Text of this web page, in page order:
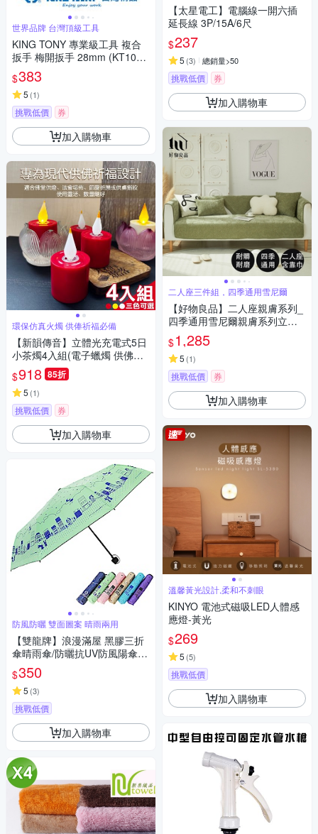
世界品牌 台灣頂級工具
KING TONY 專業級工具 複合
扳手 梅開扳手 28mm (KT1060
-28)
$383
5 (1)
挑戰低價 券
加入購物車
環保仿真火燭 供俸祈福必備
【新韻傳音】立體光充電式5日
小茶燭4入組(電子蠟燭 供佛燈
電子燭燈 USB充電燈 法會祈福
用 LED蠟燭/Y129)
$918 85折
5 (1)
挑戰低價 券
加入購物車
防風防曬 雙面圖案 晴雨兩用
【雙龍牌】浪漫滿屋 黑膠三折
傘晴雨傘/防曬抗UV防風陽傘 B
6153H
$350
5 (3)
挑戰低價
加入購物車
【太星電工】電腦線一開六插
延長線 3P/15A/6尺
$237
5 (3) 總銷量>50
挑戰低價 券
加入購物車
二人座三件組，四季通用雪尼爾
【好物良品】二人座親膚系列_
四季通用雪尼爾親膚系列立體
防滑刺繡沙發墊(坐椅背墊 沙發
布 保護保潔墊 靠背巾)
$1,285
5 (1)
挑戰低價 券
加入購物車
溫馨黃光設計,柔和不刺眼
KINYO 電池式磁吸LED人體感
應燈-黃光
$269
5 (5)
挑戰低價
加入購物車